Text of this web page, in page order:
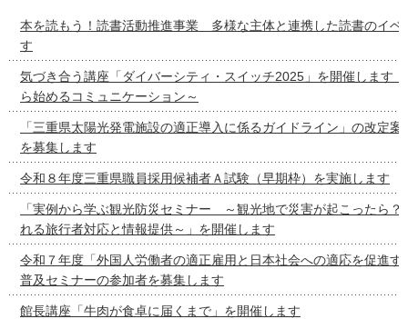
本を読もう！読書活動推進事業 多様な主体と連携した読書のイベ
す
気づき合う講座「ダイバーシティ・スイッチ2025」を開催し
ら始めるコミュニケーション～
「三重県太陽光発電施設の適正導入に係るガイドライン」の改定
を募集します
令和８年度三重県職員採用候補者Ａ試験（早期枠）を実施します
「実例から学ぶ観光防災セミナー ～観光地で災害が起こったら
れる旅行者対応と情報提供～」を開催します
令和７年度「外国人労働者の適正雇用と日本社会への適応を促進す
普及セミナーの参加者を募集します
館長講座「牛肉が食卓に届くまで」を開催します